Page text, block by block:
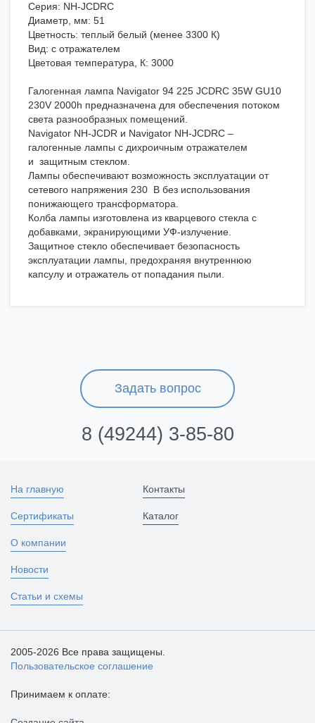
Серия: NH-JCDRС
Диаметр, мм: 51
Цветность: теплый белый (менее 3300 К)
Вид: с отражателем
Цветовая температура, К: 3000
Галогенная лампа Navigator 94 225 JCDRC 35W GU10
230V 2000h предназначена для обеспечения потоком
света разнообразных помещений.
Navigator NH-JCDR и Navigator NH-JCDRС –
галогенные лампы с дихроичным отражателем
и защитным стеклом.
Лампы обеспечивают возможность эксплуатации от
сетевого напряжения 230 В без использования
понижающего трансформатора.
Колба лампы изготовлена из кварцевого стекла с
добавками, экранирующими УФ-излучение.
Защитное стекло обеспечивает безопасность
эксплуатации лампы, предохраняя внутреннюю
капсулу и отражатель от попадания пыли.
Задать вопрос
8 (49244) 3-85-80
На главную
Сертификаты
О компании
Новости
Статьи и схемы
Контакты
Каталог
2005-2026 Все права защищены.
Пользовательское соглашение
Принимаем к оплате: